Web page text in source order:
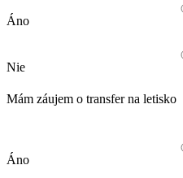
Áno
Nie
Mám záujem o transfer na letisko
Áno